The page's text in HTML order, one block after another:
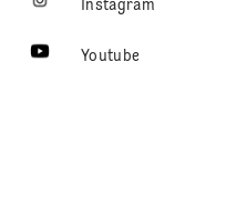
Instagram
Youtube